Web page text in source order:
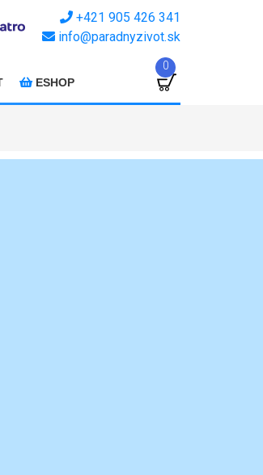
ESHOP
+421 905 426 341
info@paradnyzivot.sk
0